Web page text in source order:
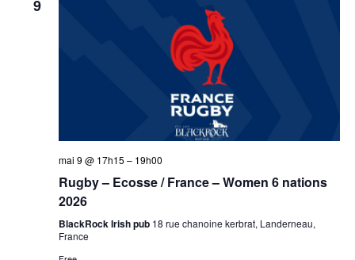
9
mai 9 @ 17h15 – 19h00
Rugby – Ecosse / France – Women 6 nations
2026
BlackRock Irish pub 18 rue chanoine kerbrat, Landerneau,
France